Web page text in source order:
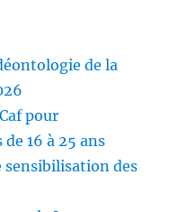
de la
pour
16 à 25 ans
sensibilisation des